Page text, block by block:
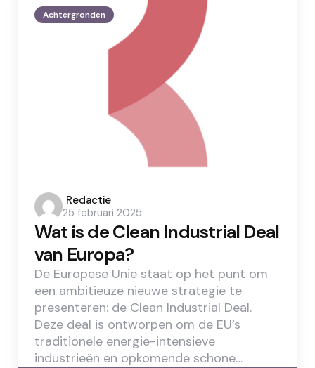
Achtergronden
Posted
by
Redactie
25 februari 2025
Wat is de Clean Industrial Deal
van Europa?
De Europese Unie staat op het punt om
een ambitieuze nieuwe strategie te
presenteren: de Clean Industrial Deal.
Deze deal is ontworpen om de EU’s
traditionele energie-intensieve
industrieën en opkomende schone…